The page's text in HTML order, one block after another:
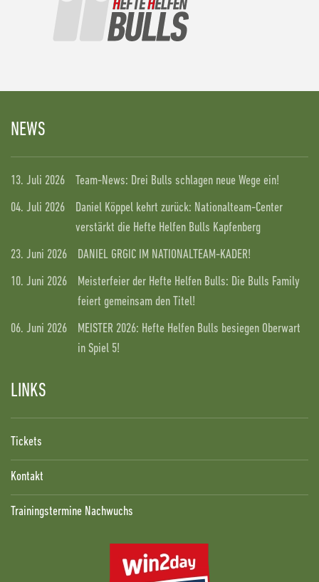
NEWS
13. Juli 2026
Team-News: Drei Bulls schlagen neue Wege ein!
04. Juli 2026
Daniel Köppel kehrt zurück: Nationalteam-Center
verstärkt die Hefte Helfen Bulls Kapfenberg
23. Juni 2026
DANIEL GRGIC IM NATIONALTEAM-KADER!
10. Juni 2026
Meisterfeier der Hefte Helfen Bulls: Die Bulls Family
feiert gemeinsam den Titel!
06. Juni 2026
MEISTER 2026: Hefte Helfen Bulls besiegen Oberwart
in Spiel 5!
LINKS
Tickets
Kontakt
Trainingstermine Nachwuchs